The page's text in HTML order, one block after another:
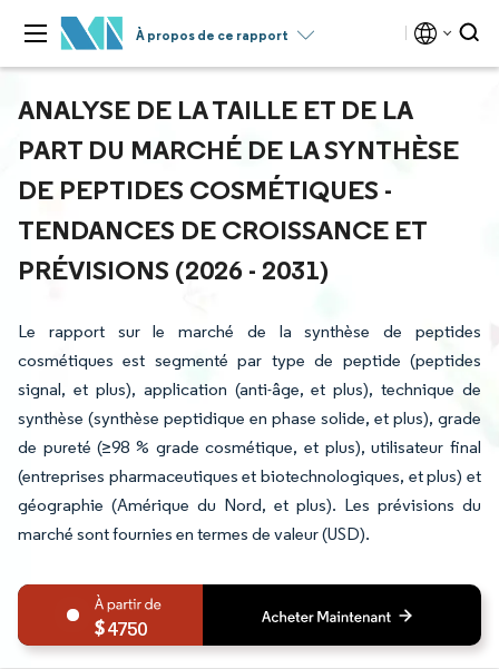
À propos de ce rapport
ANALYSE DE LA TAILLE ET DE LA
PART DU MARCHÉ DE LA SYNTHÈSE
DE PEPTIDES COSMÉTIQUES -
TENDANCES DE CROISSANCE ET
PRÉVISIONS (2026 - 2031)
Le rapport sur le marché de la synthèse de peptides
cosmétiques est segmenté par type de peptide (peptides
signal, et plus), application (anti-âge, et plus), technique de
synthèse (synthèse peptidique en phase solide, et plus), grade
de pureté (≥98 % grade cosmétique, et plus), utilisateur final
(entreprises pharmaceutiques et biotechnologiques, et plus) et
géographie (Amérique du Nord, et plus). Les prévisions du
marché sont fournies en termes de valeur (USD).
4750